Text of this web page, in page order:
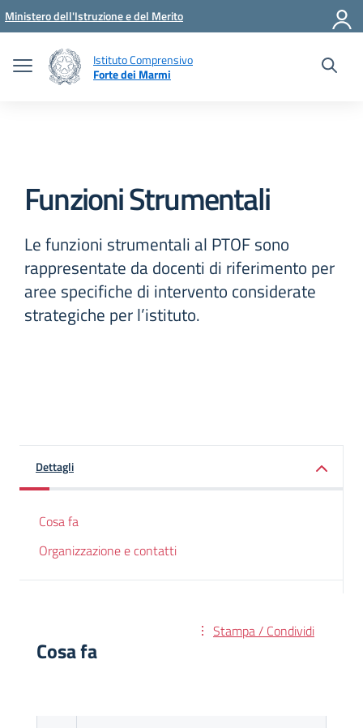
Vai ai contenuti
Vai al menu di navigazione
Vai al footer
Ministero dell'Istruzione e del Merito
Istituto Comprensivo
Forte dei Marmi
Funzioni Strumentali
Le funzioni strumentali al PTOF sono
rappresentate da docenti di riferimento per
aree specifiche di intervento considerate
strategiche per l’istituto.
Dettagli
Cosa fa
Organizzazione e contatti
Stampa / Condividi
Cosa fa